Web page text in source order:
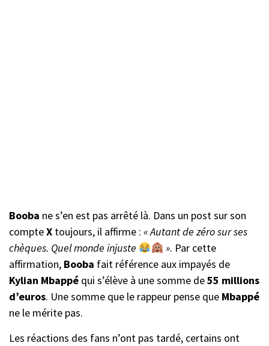
Booba ne s’en est pas arrêté là. Dans un post sur son
compteX toujours, il affirme : « Autant de zéro sur ses
chèques. Quel monde injuste
». Par cette
affirmation, Booba fait référence aux impayés de
Kylian Mbappé qui s’élève à une somme de55 millions
d’euros. Une somme que le rappeur pense que Mbappé
ne le mérite pas.
Les réactions des fans n’ont pas tardé, certains ont